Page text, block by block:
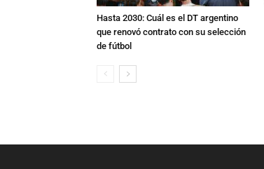
Hasta 2030: Cuál es el DT argentino
que renovó contrato con su selección
de fútbol